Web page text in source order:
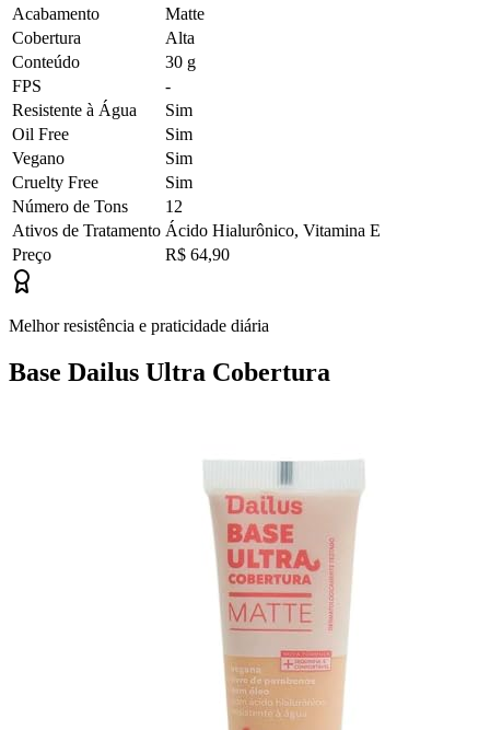
Acabamento
Matte
Cobertura
Alta
Conteúdo
30 g
FPS
-
Resistente à Água
Sim
Oil Free
Sim
Vegano
Sim
Cruelty Free
Sim
Número de Tons
12
Ativos de Tratamento Ácido Hialurônico, Vitamina E
Preço
R$ 64,90
Melhor resistência e praticidade diária
Base Dailus Ultra Cobertura